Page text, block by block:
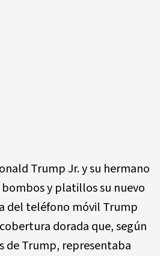
Trump Jr. y su hermano
y platillos su nuevo
del teléfono móvil Trump
dorada que, según
de Trump, representaba